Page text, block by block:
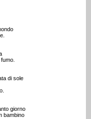
di sole
giorno
bambino